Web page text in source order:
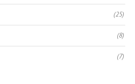
(25)
(8)
(7)